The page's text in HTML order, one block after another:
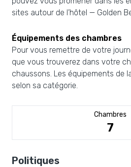
sites autour de l’hôtel — Golden
Équipements des chambres
Pour vous remettre de votre
que vous trouverez dans votre
chaussons. Les équipements de
selon sa catégorie.
Chambres
7
Politiques